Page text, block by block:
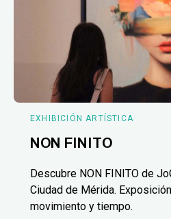
EXHIBICIÓN ARTÍSTICA
NON FINITO
Descubre NON FINITO de
Ciudad de Mérida.
movimiento y tiempo.